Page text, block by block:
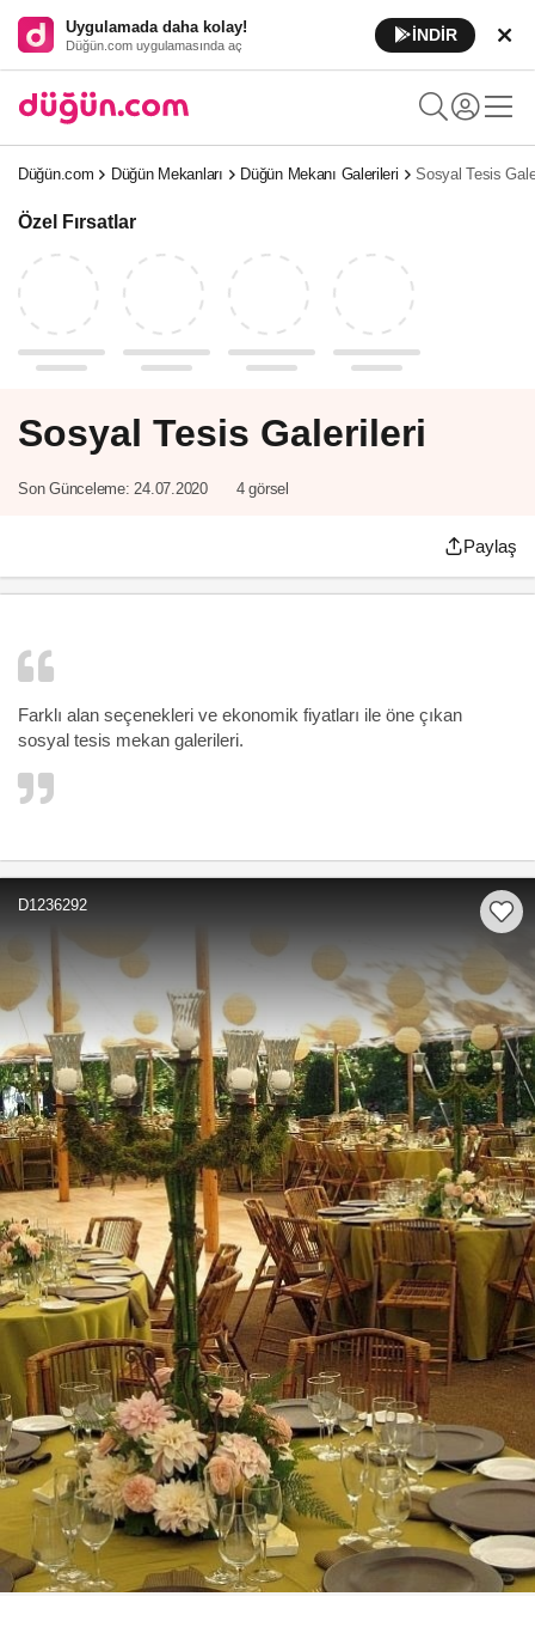
Uygulamada daha kolay!
Düğün.com uygulamasında aç
İNDİR
Düğün.com Düğün Mekanları Düğün Mekanı Galerileri Sosyal Tesis
Özel Fırsatlar
Sosyal Tesis Galerileri
Son Günceleme: 24.07.2020 4 görsel
Paylaş
Farklı alan seçenekleri ve ekonomik fiyatları ile öne çıkan
sosyal tesis mekan galerileri.
D1236292